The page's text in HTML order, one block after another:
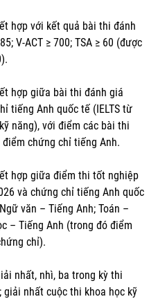
hợp với kết quả bài thi đánh
V-ACT ≥ 700; TSA ≥ 60 (được
hợp giữa bài thi đánh giá
tiếng Anh quốc tế (IELTS từ
năng), với điểm các bài thi
chứng chỉ tiếng Anh.
hợp giữa điểm thi tốt nghiệp
và chứng chỉ tiếng Anh quốc
văn – Tiếng Anh; Toán –
– Tiếng Anh (trong đó điểm
chỉ).
nhất, nhì, ba trong kỳ thi
nhất cuộc thi khoa học kỹ